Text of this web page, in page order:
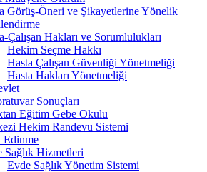
Görüş-Öneri ve Şikayetlerine Yönelik
Çalışan Hakları ve Sorumlulukları
Hekim Seçme Hakkı
Hasta Çalışan Güvenliği Yönetmeliği
Hasta Hakları Yönetmeliği
Sonuçları
Eğitim Gebe Okulu
Hekim Randevu Sistemi
Sağlık Hizmetleri
Evde Sağlık Yönetim Sistemi